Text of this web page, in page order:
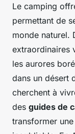
Le camping
permettant de
monde naturel.
extraordinaires
les aurores
dans un désert
cherchent à
des guides de
transformer